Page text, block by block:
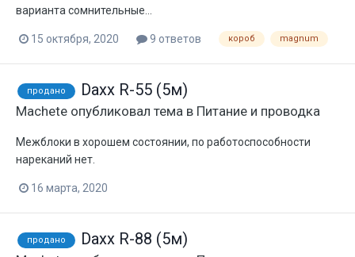
варианта сомнительные...
15 октября, 2020 9 ответов короб magnum
продано Daxx R-55 (5м)
Machete опубликовал тема в Питание и проводка
Межблоки в хорошем состоянии, по работоспособности
нареканий нет.
16 марта, 2020
продано Daxx R-88 (5м)